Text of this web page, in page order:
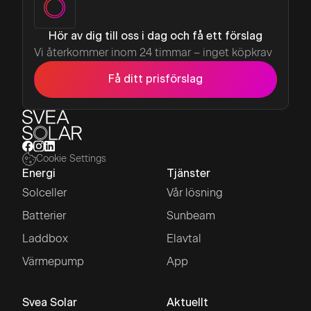
en lösning med lagring och anslutning till
virtuellt kraftverk som låter dig få en intäkt
från frekvensbalansering av elnätet.
Hör av dig till oss i dag och få ett förslag
Vi återkommer inom 24 timmar – inget köpkrav
Få ditt prisförslag
Cookie Settings
Energi
Solceller
Batterier
Laddbox
Värmepump
Tjänster
Vår lösning
Sunbeam
Elavtal
App
Svea Solar Aktuellt